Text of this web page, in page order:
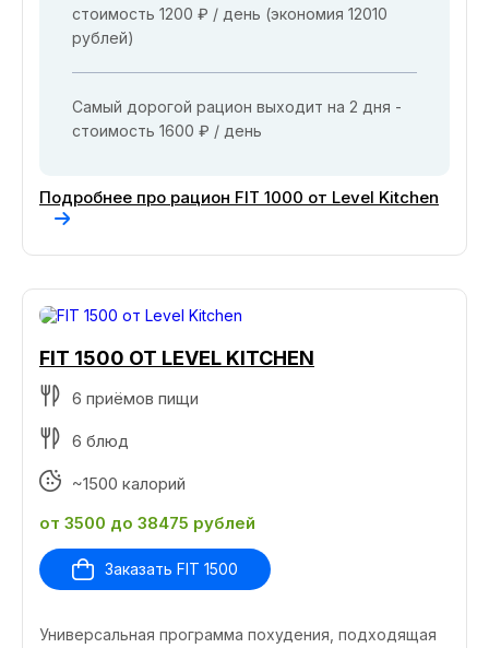
стоимость 1200 ₽ / день (экономия 12010
рублей)
Самый дорогой рацион выходит на 2 дня -
стоимость 1600 ₽ / день
Подробнее про рацион FIT 1000 от Level Kitchen
FIT 1500 ОТ LEVEL KITCHEN
6 приёмов пищи
6 блюд
~1500 калорий
от 3500 до 38475 рублей
Заказать FIT 1500
Универсальная программа похудения, подходящая